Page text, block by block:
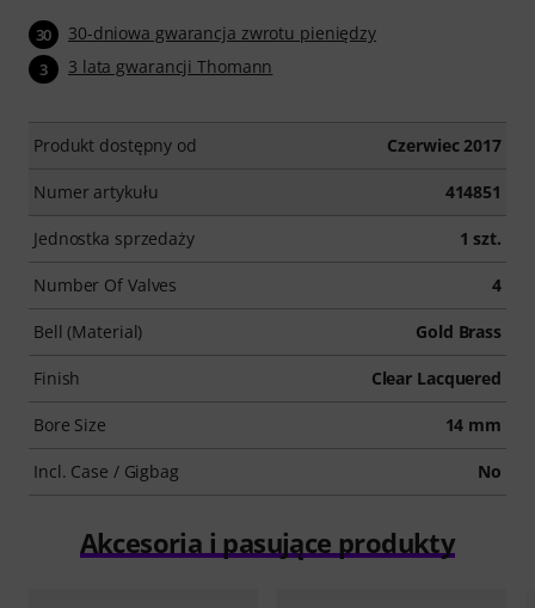
30 30-dniowa gwarancja zwrotu pieniędzy
3 3 lata gwarancji Thomann
Produkt dostępny od Czerwiec 2017
Numer artykułu 414851
Jednostka sprzedaży 1 szt.
Number Of Valves 4
Bell (Material) Gold Brass
Finish Clear Lacquered
Bore Size 14 mm
Incl. Case / Gigbag No
Akcesoria i pasujące produkty